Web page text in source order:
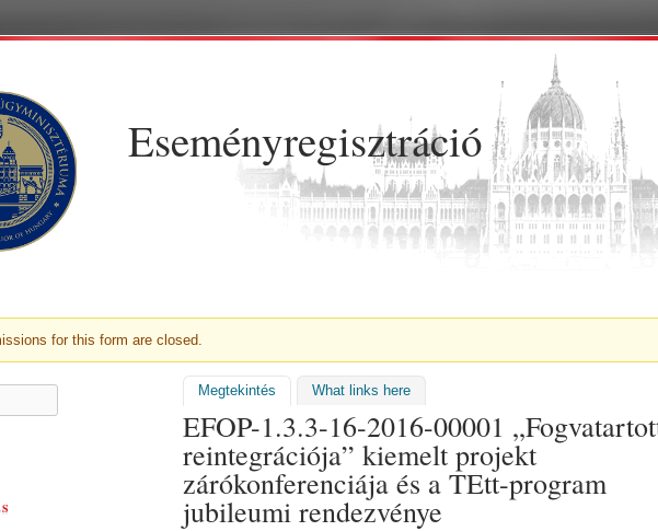
Eseményregisztráció
ÜZENET
for this form are closed.
Megtekintés (aktív fül)What links here
EFOP-1.3.3-16-2016-00001
reintegrációja” kiemelt projekt
zárókonferenciája és a TEtt-program
jubileumi rendezvénye